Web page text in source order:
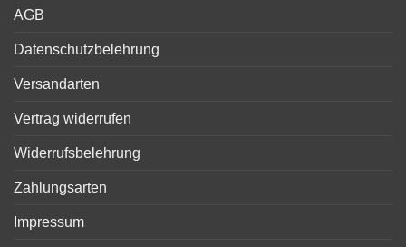
AGB
Datenschutzbelehrung
Versandarten
Vertrag widerrufen
Widerrufsbelehrung
Zahlungsarten
Impressum